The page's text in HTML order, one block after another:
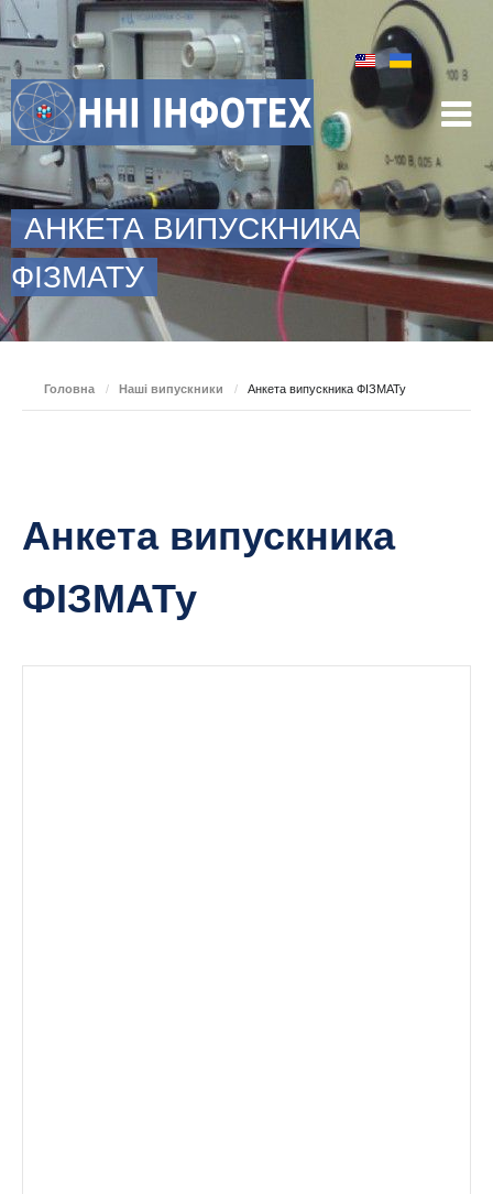
АНКЕТА ВИПУСКНИКА
ФІЗМАТУ
Головна / Наші випускники / Анкета випускника ФІЗМАТу
Анкета випускника
ФІЗМАТу